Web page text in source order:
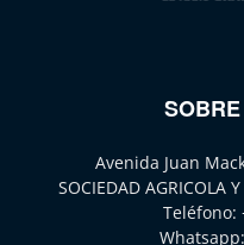
Avenida Juan
SOCIEDAD AGRICOLA
Teléfono:
Whatsapp: